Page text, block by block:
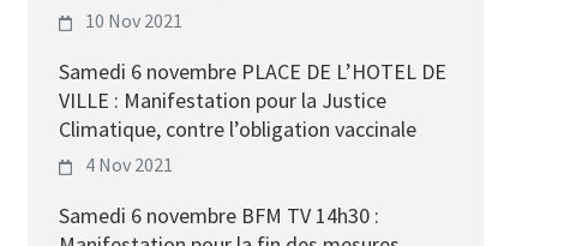
10 Nov 2021
Samedi 6 novembre PLACE DE L’HOTEL DE
VILLE : Manifestation pour la Justice
Climatique, contre l’obligation vaccinale
4 Nov 2021
Samedi 6 novembre BFM TV 14h30 :